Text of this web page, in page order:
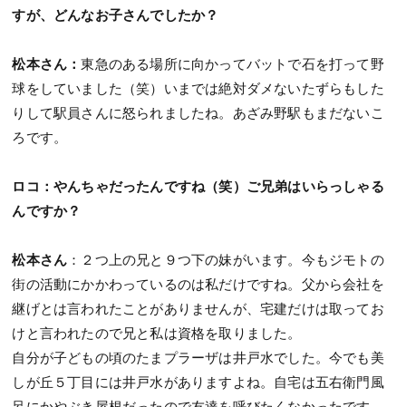
すが、どんなお子さんでしたか？
松本さん：東急のある場所に向かってバットで石を打って野
球をしていました（笑）いまでは絶対ダメないたずらもした
りして駅員さんに怒られましたね。あざみ野駅もまだないこ
ろです。
ロコ：やんちゃだったんですね（笑）ご兄弟はいらっしゃる
んですか？
松本さん ：２つ上の兄と９つ下の妹がいます。今もジモトの
街の活動にかかわっているのは私だけですね。父から会社を
継げとは言われたことがありませんが、宅建だけは取ってお
けと言われたので兄と私は資格を取りました。
自分が子どもの頃のたまプラーザは井戸水でした。今でも美
しが丘５丁目には井戸水がありますよね。自宅は五右衛門風